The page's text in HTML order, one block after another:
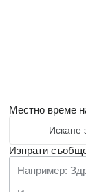
Местно време
Искане
Изпрати